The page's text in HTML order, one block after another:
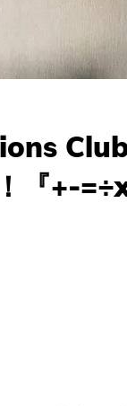
『+-